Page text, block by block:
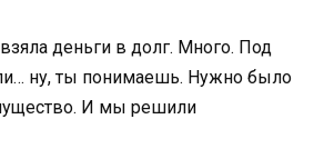
деньги в долг. Много. Под
ну, ты понимаешь. Нужно было
И мы решили